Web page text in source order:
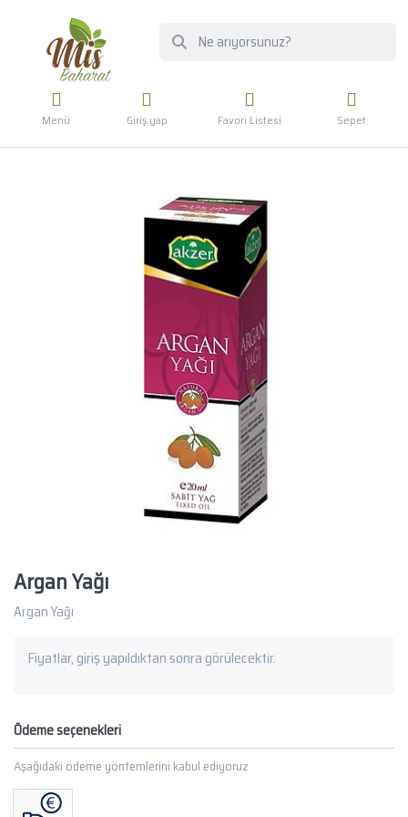
Menü Giriş yap Favori Listesi Sepet
Argan Yağı
Argan Yağı
Fiyatlar, giriş yapıldıktan sonra görülecektir.
Ödeme seçenekleri
Aşağıdaki ödeme yöntemlerini kabul ediyoruz